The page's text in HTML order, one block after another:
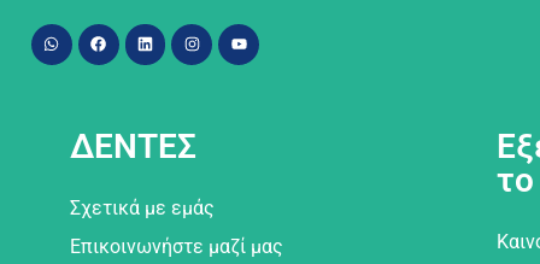
ΔΕΝΤΕΣ
Σχετικά με εμάς
Επικοινωνήστε μαζί μας
το